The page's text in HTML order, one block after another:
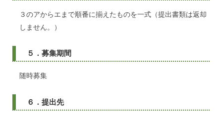
３のアからエまで順番に揃えたものを一式（提出書類は返却
しません。）
５．募集期間
随時募集
６．提出先